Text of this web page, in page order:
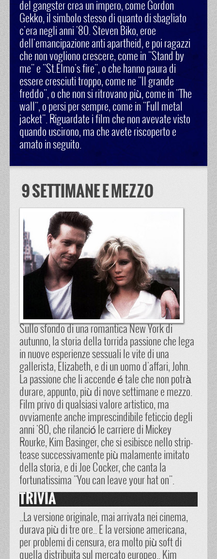
del gangster crea un impero, come Gordon
Gekko, il simbolo stesso di quanto di sbagliato
c'era negli anni '80. Steven Biko, eroe
dell'emancipazione anti apartheid, e poi ragazzi
che non vogliono crescere, come in "Stand by
me" e "St.Elmo's fire", o che hanno paura di
essere cresciuti troppo, come ne "Il grande
freddo", o che non si ritrovano più, come in "The
wall", o persi per sempre, come in "Full metal
jacket". Riguardate i film che non avevate visto
quando uscirono, ma che avete riscoperto e
amato in seguito.
9 SETTIMANE E MEZZO
Sullo sfondo di una romantica New York di
autunno, la storia della torrida passione che lega
in nuove esperienze sessuali le vite di una
gallerista, Elizabeth, e di un uomo d'affari, John.
La passione che li accende é tale che non potrà
durare, appunto, più di nove settimane e mezzo.
Film privo di qualsiasi valore artistico, ma
ovviamente anche imprescindibile feticcio degli
anni '80, che rilanció le carriere di Mickey
Rourke, Kim Basinger, che si esibisce nello strip-
tease successivamente più malamente imitato
della storia, e di Joe Cocker, che canta la
fortunatissima "You can leave your hat on".
TRIVIA
..La versione originale, mai arrivata nei cinema,
durava più di tre ore.. E la versione americana,
per problemi di censura, era molto più soft di
quella distribuita sul mercato europeo.. Kim